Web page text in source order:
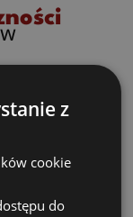
z
cookie
do